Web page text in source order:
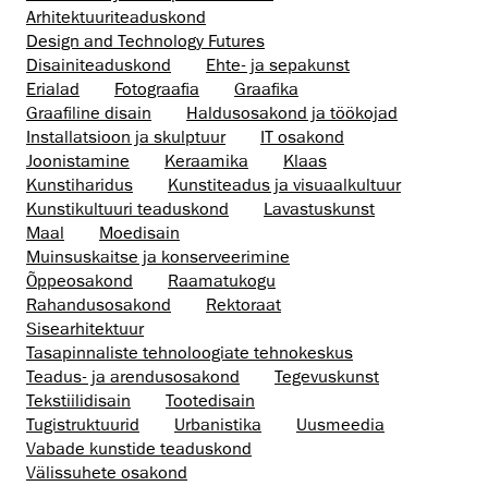
Arhitektuuri­teaduskond
Design and Technology Futures
Disaini­­teaduskond
Ehte- ja sepakunst
Erialad
Fotograafia
Graafika
Graafiline disain
Haldusosakond ja töökojad
Installatsioon ja skulptuur
IT osakond
Joonistamine
Keraamika
Klaas
Kunstiharidus
Kunstiteadus ja visuaalkultuur
Kunsti­kultuuri teaduskond
Lavastuskunst
Maal
Moedisain
Muinsus­kaitse ja konserveerimine
Õppeosakond
Raamatukogu
Rahandusosakond
Rektoraat
Sisearhitektuur
Tasapinnaliste tehnoloogiate tehnokeskus
Teadus- ja arendusosakond
Tegevuskunst
Tekstiilidisain
Tootedisain
Tugistruktuurid
Urbanistika
Uusmeedia
Vabade kunstide teaduskond
Välissuhete osakond